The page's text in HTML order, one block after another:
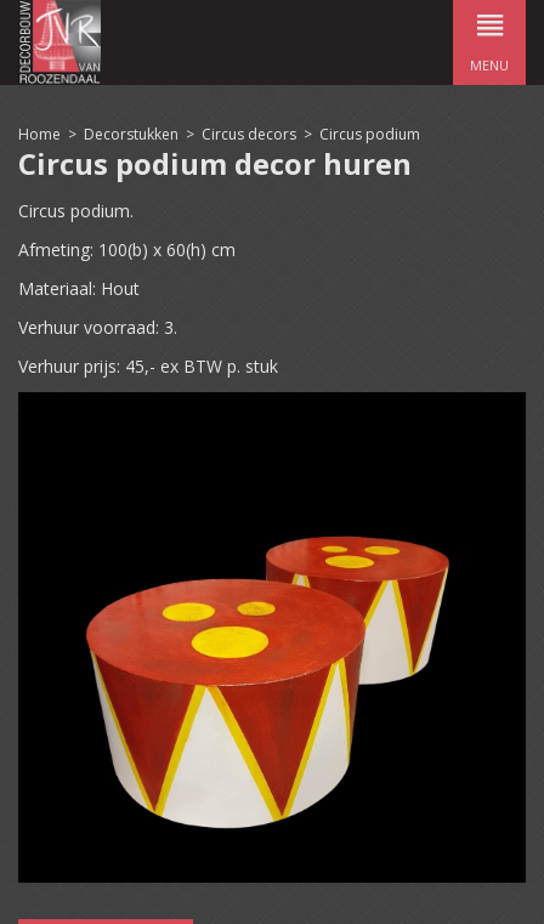
MENU
Home > Decorstukken > Circus decors > Circus podium
Circus podium decor huren
Circus podium.
Afmeting: 100(b) x 60(h) cm
Materiaal: Hout
Verhuur voorraad: 3.
Verhuur prijs: 45,- ex BTW p. stuk